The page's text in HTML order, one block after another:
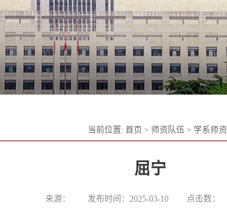
当前位置: 首页 > 师资队伍 > 学系师资
屈宁
来源： 发布时间：2025-03-10 点击数：